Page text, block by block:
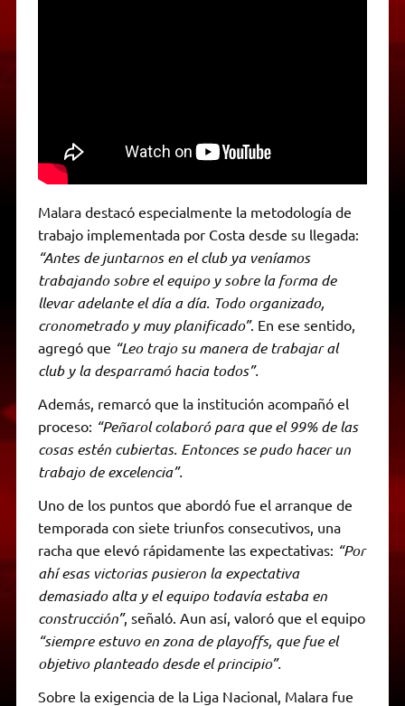
Malara destacó especialmente la metodología de
trabajo implementada por Costa desde su llegada:
“Antes de juntarnos en el club ya veníamos
trabajando sobre el equipo y sobre la forma de
llevar adelante el día a día. Todo organizado,
cronometrado y muy planificado”. En ese sentido,
agregó que “Leo trajo su manera de trabajar al
club y la desparramó hacia todos”.
Además, remarcó que la institución acompañó el
proceso: “Peñarol colaboró para que el 99% de las
cosas estén cubiertas. Entonces se pudo hacer un
trabajo de excelencia”.
Uno de los puntos que abordó fue el arranque de
temporada con siete triunfos consecutivos, una
racha que elevó rápidamente las expectativas: “Por
ahí esas victorias pusieron la expectativa
demasiado alta y el equipo todavía estaba en
construcción”, señaló. Aun así, valoró que el equipo
“siempre estuvo en zona de playoffs, que fue el
objetivo planteado desde el principio”.
Sobre la exigencia de la Liga Nacional, Malara fue